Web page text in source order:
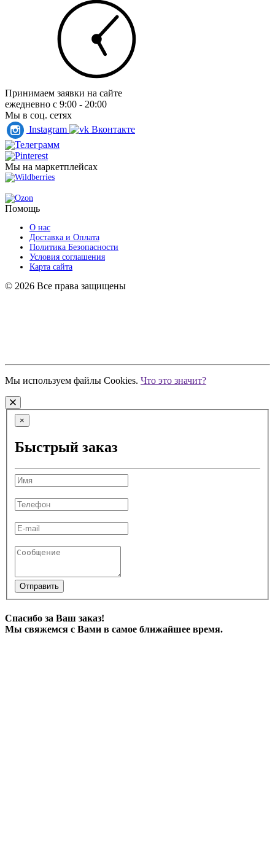
Принимаем заявки на сайте
ежедневно с 9:00 - 20:00
Мы в соц. сетях
Instagram
Вконтакте
Телеграмм
Pinterest
Мы на маркетплейсах
Wildberries
Ozon
Помощь
О нас
Доставка и Оплата
Политика Безопасности
Условия соглашения
Карта сайта
© 2026 Все права защищены
Мы используем файлы Cookies. Что это значит?
×
Быстрый заказ
Отправить
Спасибо за Ваш заказ!
Мы свяжемся с Вами в самое ближайшее время.